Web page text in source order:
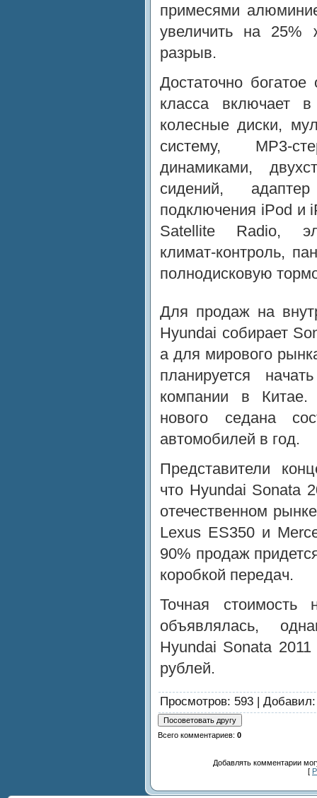
примесями
увеличить на 25%
разрыв.
Достаточно
класса включает
колесные диски,
систему, MP3-
динамиками,
сидений,
подключения iPod и
Satellite Radio,
климат-контроль,
полнодисковую
Для продаж на
Hyundai собирает
а для мирового
планируется
компании в
нового седана
автомобилей в год.
Представители
что Hyundai Sonata
отечественном
Lexus ES350 и
90% продаж
коробкой передач.
Точная
объявлялась,
Hyundai Sonata
рублей.
Просмотров: 593 | Добавил
Всего комментариев: 0
Добавлять комментарии
[